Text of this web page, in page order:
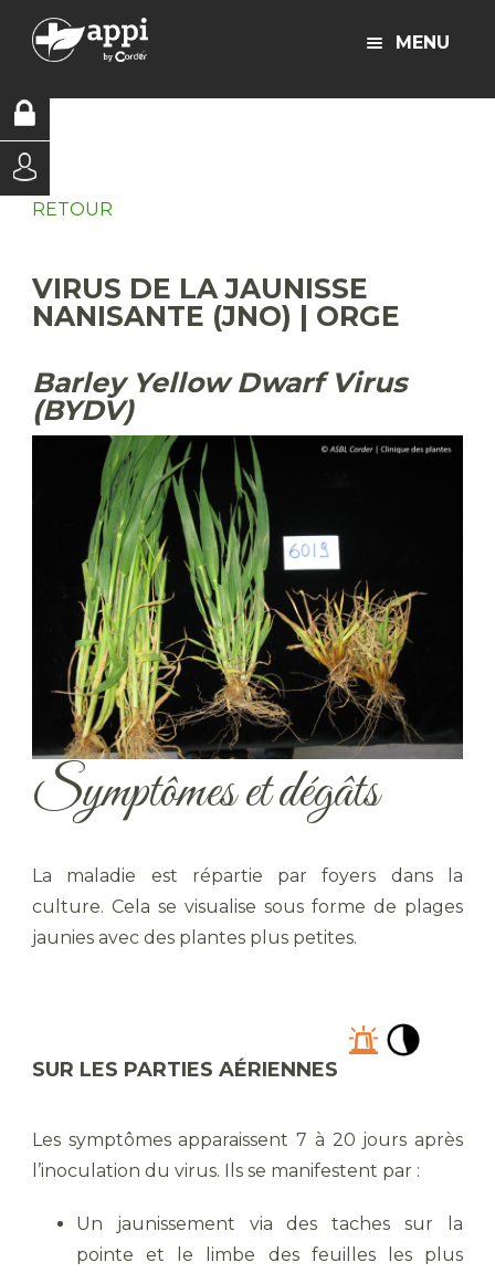
MENU
RETOUR
VIRUS DE LA JAUNISSE
NANISANTE (JNO) | ORGE
Barley Yellow Dwarf Virus
(BYDV)
Symptômes et dégâts
La maladie est répartie par foyers dans la
culture. Cela se visualise sous forme de plages
jaunies avec des plantes plus petites.
SUR LES PARTIES AÉRIENNES
Les symptômes apparaissent 7 à 20 jours après
l’inoculation du virus. Ils se manifestent par :
Un jaunissement via des taches sur la
pointe et le limbe des feuilles les plus